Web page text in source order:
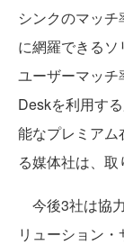
シンクのマッ
に網羅できるソ
ユーザーマッ
Deskを利用す
能なプレミア
る媒体社は、取
今後3社は協
リューション